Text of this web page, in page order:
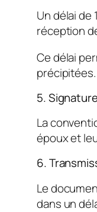
Un délai de
réception
Ce délai
précipitées.
5.
La
époux et
6.
Le
dans un